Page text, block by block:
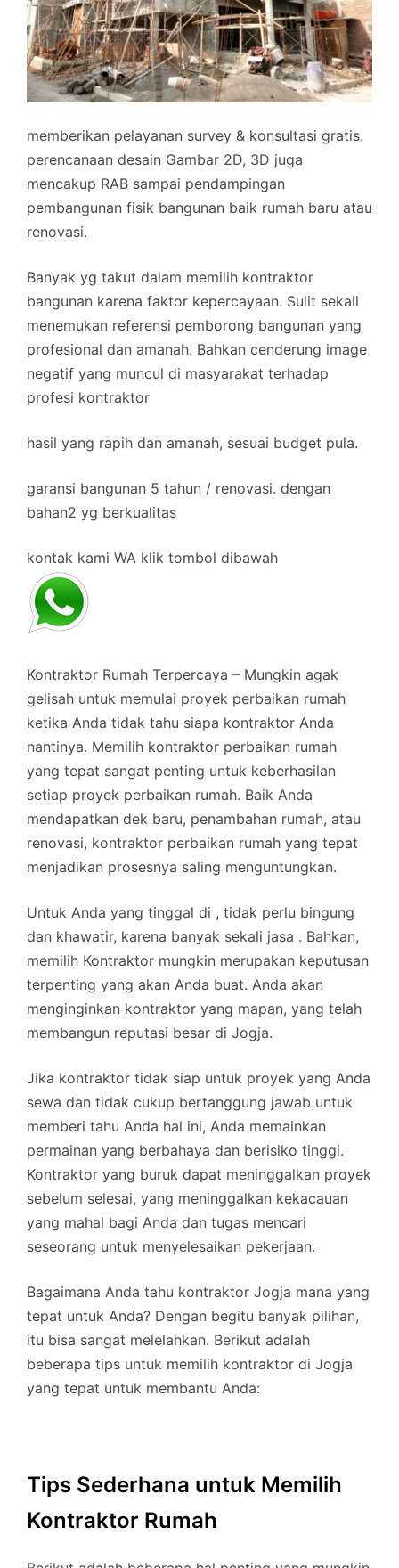
memberikan pelayanan survey & konsultasi gratis.
perencanaan desain Gambar 2D, 3D juga
mencakup RAB sampai pendampingan
pembangunan fisik bangunan baik rumah baru atau
renovasi.
Banyak yg takut dalam memilih kontraktor
bangunan karena faktor kepercayaan. Sulit sekali
menemukan referensi pemborong bangunan yang
profesional dan amanah. Bahkan cenderung image
negatif yang muncul di masyarakat terhadap
profesi kontraktor
hasil yang rapih dan amanah, sesuai budget pula.
garansi bangunan 5 tahun / renovasi. dengan
bahan2 yg berkualitas
kontak kami WA klik tombol dibawah
Kontraktor Rumah Terpercaya – Mungkin agak
gelisah untuk memulai proyek perbaikan rumah
ketika Anda tidak tahu siapa kontraktor Anda
nantinya. Memilih kontraktor perbaikan rumah
yang tepat sangat penting untuk keberhasilan
setiap proyek perbaikan rumah. Baik Anda
mendapatkan dek baru, penambahan rumah, atau
renovasi, kontraktor perbaikan rumah yang tepat
menjadikan prosesnya saling menguntungkan.
Untuk Anda yang tinggal di , tidak perlu bingung
dan khawatir, karena banyak sekali jasa . Bahkan,
memilih Kontraktor mungkin merupakan keputusan
terpenting yang akan Anda buat. Anda akan
menginginkan kontraktor yang mapan, yang telah
membangun reputasi besar di Jogja.
Jika kontraktor tidak siap untuk proyek yang Anda
sewa dan tidak cukup bertanggung jawab untuk
memberi tahu Anda hal ini, Anda memainkan
permainan yang berbahaya dan berisiko tinggi.
Kontraktor yang buruk dapat meninggalkan proyek
sebelum selesai, yang meninggalkan kekacauan
yang mahal bagi Anda dan tugas mencari
seseorang untuk menyelesaikan pekerjaan.
Bagaimana Anda tahu kontraktor Jogja mana yang
tepat untuk Anda? Dengan begitu banyak pilihan,
itu bisa sangat melelahkan. Berikut adalah
beberapa tips untuk memilih kontraktor di Jogja
yang tepat untuk membantu Anda:
Tips Sederhana untuk Memilih
Kontraktor Rumah